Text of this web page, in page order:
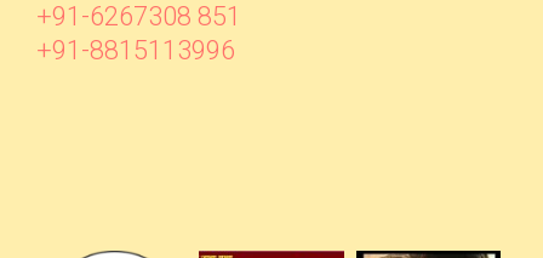
+91-6267308 851
+91-8815113996